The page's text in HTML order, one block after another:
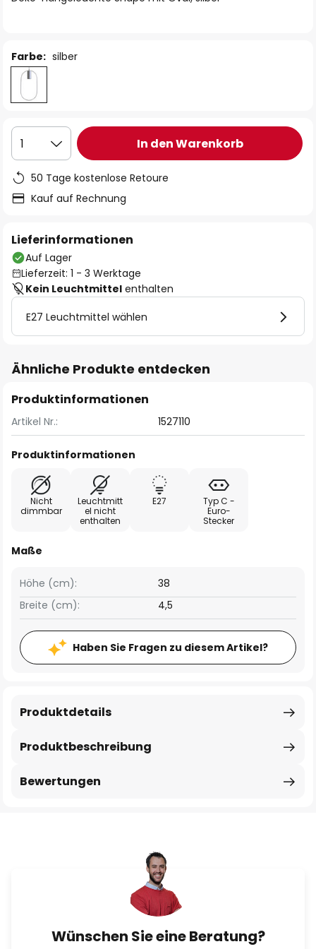
Farbe: silber
1 In den Warenkorb
50 Tage kostenlose Retoure
Kauf auf Rechnung
Lieferinformationen
Auf Lager
Lieferzeit: 1 - 3 Werktage
Kein Leuchtmittel enthalten
E27 Leuchtmittel wählen
Ähnliche Produkte entdecken
Produktinformationen
Artikel Nr.: 1527110
Produktinformationen
Nicht
dimmbar
Leuchtmitt
el nicht
enthalten
E27
Typ C -
Euro-
Stecker
Maße
Breite (cm): 4,5
Höhe (cm): 38
Haben Sie Fragen zu diesem Artikel?
Produktbeschreibung
Produktdetails
Bewertungen
Wünschen Sie eine Beratung?